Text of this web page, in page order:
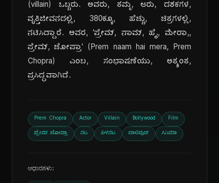
(villain) ಒಬ್ಬರು. ಅವರು, ತಮ್ಮ, ಆರು, ದಶಕಗಳ,
ವೃತ್ತಿಜೀವನದಲ್ಲಿ, 380ಕ್ಕೂ, ಹೆಚ್ಚು, ಚಿತ್ರಗಳಲ್ಲಿ,
ನಟಿಸಿದ್ದಾರೆ. ಅವರ, 'ಪ್ರೇಮ್, ನಾಮ್, ಹೈ, ಮೇರಾ,,
ಪ್ರೇಮ್, ಚೋಪ್ರಾ' (Prem naam hai mera, Prem
Chopra) ಎಂಬ, ಸಂಭಾಷಣೆಯು, ಅತ್ಯಂತ,
ಪ್ರಸಿದ್ಧವಾಗಿದೆ.
Prem Chopra Actor Villain Bollywood Film
ಪ್ರೇಮ್ ಚೋಪ್ರಾ ನಟ ಖಳನಟ ಬಾಲಿವುಡ್ ಸಿನಿಮಾ
ಆಧಾರಗಳು: